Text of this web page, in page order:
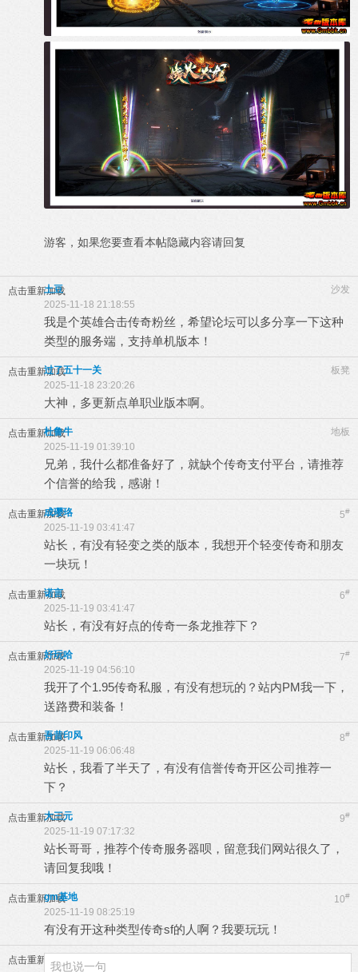
游客，如果您要查看本帖隐藏内容请回复
点击重新加载 沙发
土豆
2025-11-18 21:18:55
我是个英雄合击传奇粉丝，希望论坛可以多分享一下这种
类型的服务端，支持单机版本！
点击重新加载 板凳
过了五十一关
2025-11-18 23:20:26
大神，多更新点单职业版本啊。
点击重新加载 地板
杜鲁牛
2025-11-19 01:39:10
兄弟，我什么都准备好了，就缺个传奇支付平台，请推荐
个信誉的给我，感谢！
点击重新加载 5#
成璎珞
2025-11-19 03:41:47
站长，有没有轻变之类的版本，我想开个轻变传奇和朋友
一块玩！
点击重新加载 6#
诺言
2025-11-19 03:41:47
站长，有没有好点的传奇一条龙推荐下？
点击重新加载 7#
好玩哈
2025-11-19 04:56:10
我开了个1.95传奇私服，有没有想玩的？站内PM我一下，
送路费和装备！
点击重新加载 8#
吾昔印风
2025-11-19 06:06:48
站长，我看了半天了，有没有信誉传奇开区公司推荐一
下？
点击重新加载 9#
大三元
2025-11-19 07:17:32
站长哥哥，推荐个传奇服务器呗，留意我们网站很久了，
请回复我哦！
点击重新加载 10#
gm基地
2025-11-19 08:25:19
有没有开这种类型传奇sf的人啊？我要玩玩！
点击重新加载